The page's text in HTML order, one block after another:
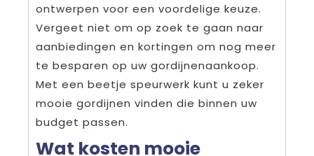
ontwerpen voor een voordelige keuze.
Vergeet niet om op zoek te gaan naar
aanbiedingen en kortingen om nog meer
te besparen op uw gordijnenaankoop.
Met een beetje speurwerk kunt u zeker
mooie gordijnen vinden die binnen uw
budget passen.
Wat kosten mooie